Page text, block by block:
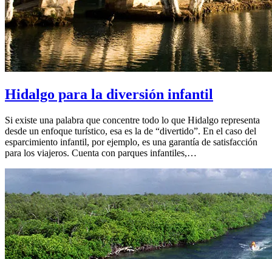
Hidalgo para la diversión infantil
Si existe una palabra que concentre todo lo que Hidalgo representa
desde un enfoque turístico, esa es la de “divertido”. En el caso del
esparcimiento infantil, por ejemplo, es una garantía de satisfacción
para los viajeros. Cuenta con parques infantiles,…